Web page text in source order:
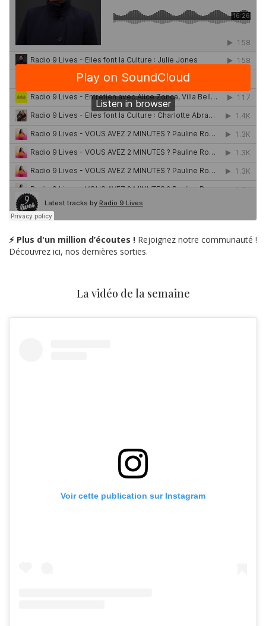
⚡ Plus d'un million d’écoutes ! Rejoignez notre communauté !
Découvrez ici, nos dernières sorties.
La vidéo de la semaine
Voir cette publication sur Instagram